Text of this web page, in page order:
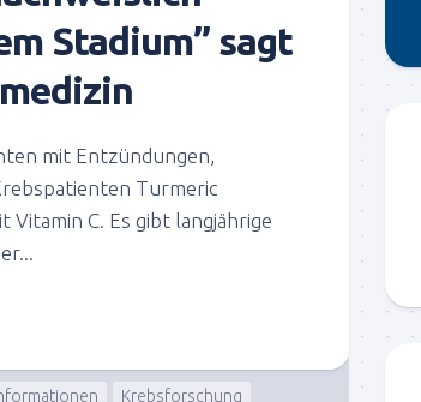
Stadium” sagt
mit Entzündungen,
Turmeric
C. Es gibt langjährige
Krebsforschung